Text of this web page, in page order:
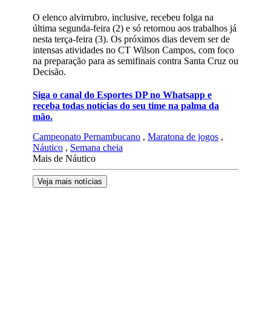
O elenco alvirrubro, inclusive, recebeu folga na
última segunda-feira (2) e só retornou aos trabalhos já
nesta terça-feira (3). Os próximos dias devem ser de
intensas atividades no CT Wilson Campos, com foco
na preparação para as semifinais contra Santa Cruz ou
Decisão.
Siga o canal do Esportes DP no Whatsapp e
receba todas notícias do seu time na palma da
mão.
Campeonato Pernambucano , Maratona de jogos ,
Náutico , Semana cheia
Mais de Náutico
Veja mais notícias